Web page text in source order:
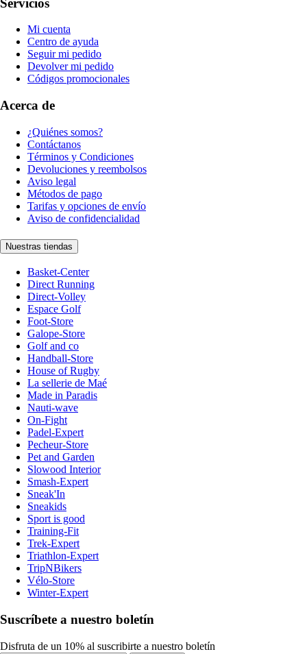
Mi cuenta
Centro de ayuda
Seguir mi pedido
Devolver mi pedido
Códigos promocionales
Acerca de
¿Quiénes somos?
Contáctanos
Términos y Condiciones
Devoluciones y reembolsos
Aviso legal
Métodos de pago
Tarifas y opciones de envío
Aviso de confidencialidad
Nuestras tiendas
Basket-Center
Direct Running
Direct-Volley
Espace Golf
Foot-Store
Galope-Store
Golf and co
Handball-Store
House of Rugby
La sellerie de Maé
Made in Paradis
Nauti-wave
On-Fight
Padel-Expert
Pecheur-Store
Pet and Garden
Slowood Interior
Smash-Expert
Sneak'In
Sneakids
Sport is good
Training-Fit
Trek-Expert
Triathlon-Expert
TripNBikers
Vélo-Store
Winter-Expert
Suscríbete a nuestro boletín
Disfruta de un 10% al suscribirte a nuestro boletín